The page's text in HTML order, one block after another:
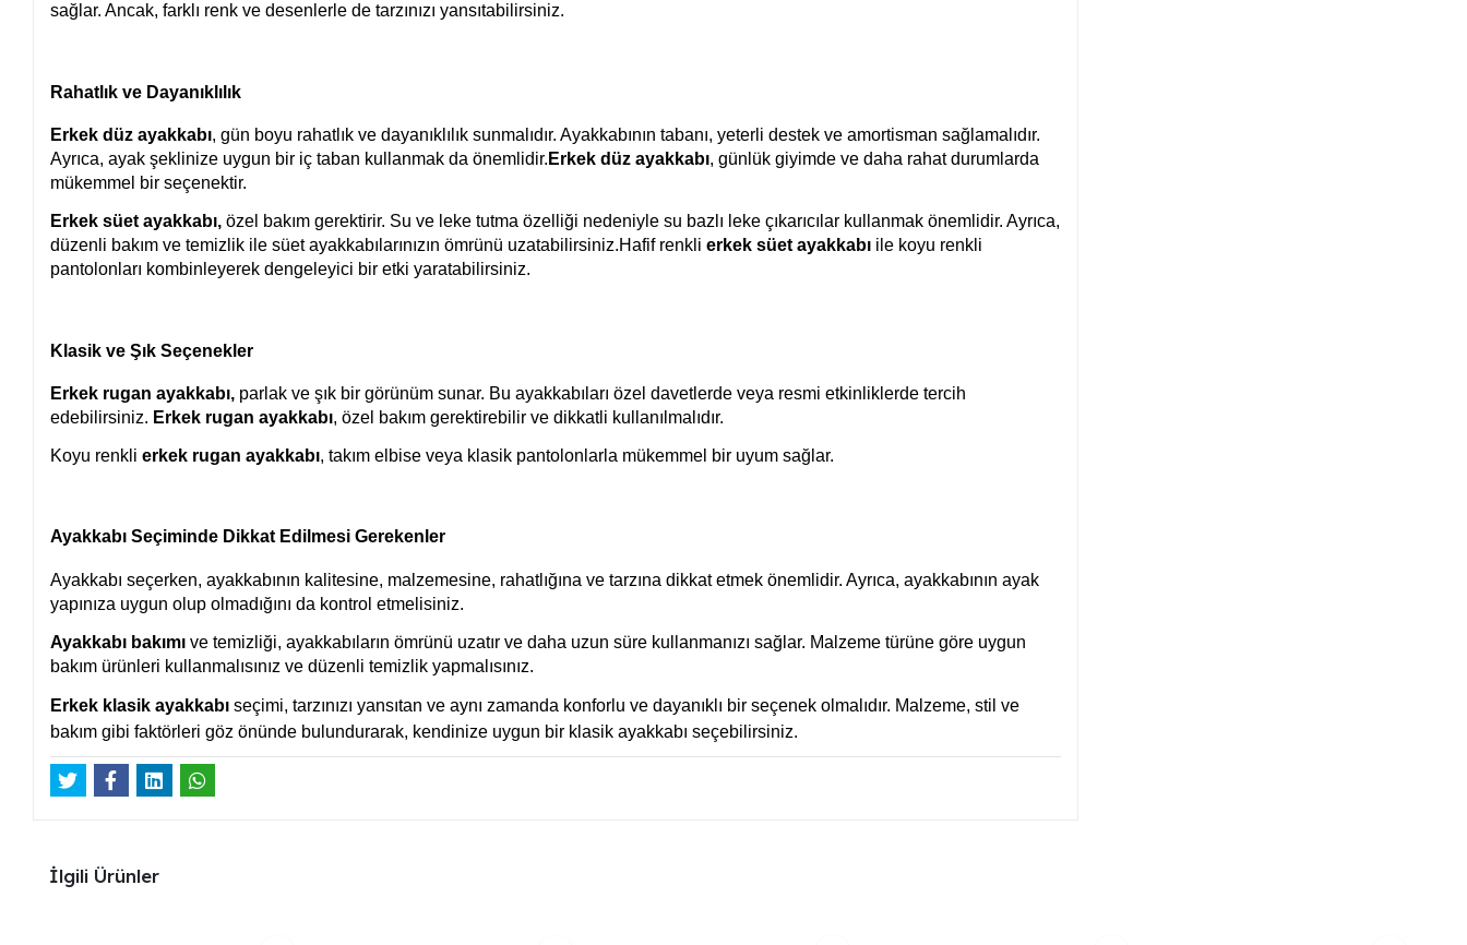
sağlar. Ancak, farklı renk ve desenlerle de tarzınızı yansıtabilirsiniz.
Rahatlık ve Dayanıklılık
Erkek düz ayakkabı, gün boyu rahatlık ve dayanıklılık sunmalıdır. Ayakkabının tabanı, yeterli destek ve amortisman sağlamalıdır.
Ayrıca, ayak şeklinize uygun bir iç taban kullanmak da önemlidir. Erkek düz ayakkabı, günlük giyimde ve daha rahat durumlarda
mükemmel bir seçenektir.
Erkek süet ayakkabı,özel bakım gerektirir. Su ve leke tutma özelliği nedeniyle su bazlı leke çıkarıcılar kullanmak önemlidir. Ayrıca,
düzenli bakım ve temizlik ile süet ayakkabılarınızın ömrünü uzatabilirsiniz.Hafif renklierkek süet ayakkabı ile koyu renkli
pantolonları kombinleyerek dengeleyici bir etki yaratabilirsiniz.
Klasik ve Şık Seçenekler
Erkek rugan ayakkabı, parlak ve şık bir görünüm sunar. Bu ayakkabıları özel davetlerde veya resmi etkinliklerde tercih
edebilirsiniz. Erkek rugan ayakkabı, özel bakım gerektirebilir ve dikkatli kullanılmalıdır.
Koyu renklierkek rugan ayakkabı, takım elbise veya klasik pantolonlarla mükemmel bir uyum sağlar.
Ayakkabı Seçiminde Dikkat Edilmesi Gerekenler
Ayakkabı seçerken, ayakkabının kalitesine, malzemesine, rahatlığına ve tarzına dikkat etmek önemlidir. Ayrıca, ayakkabının ayak
yapınıza uygun olup olmadığını da kontrol etmelisiniz.
Ayakkabı bakımı ve temizliği, ayakkabıların ömrünü uzatır ve daha uzun süre kullanmanızı sağlar. Malzeme türüne göre uygun
bakım ürünleri kullanmalısınız ve düzenli temizlik yapmalısınız.
Erkek klasik ayakkabı seçimi, tarzınızı yansıtan ve aynı zamanda konforlu ve dayanıklı bir seçenek olmalıdır. Malzeme, stil ve
bakım gibi faktörleri göz önünde bulundurarak, kendinize uygun bir klasik ayakkabı seçebilirsiniz.
İlgili Ürünler